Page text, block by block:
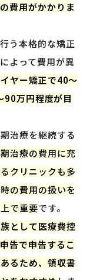
費用がかかりま
う本格的な矯正
よって費用が異
ヤー矯正で40〜
90万円程度が目
治療を継続する
治療の費用に充
クリニックも多
の費用の扱いを
で重要です。
として医療費控
告で申告するこ
るため、領収書